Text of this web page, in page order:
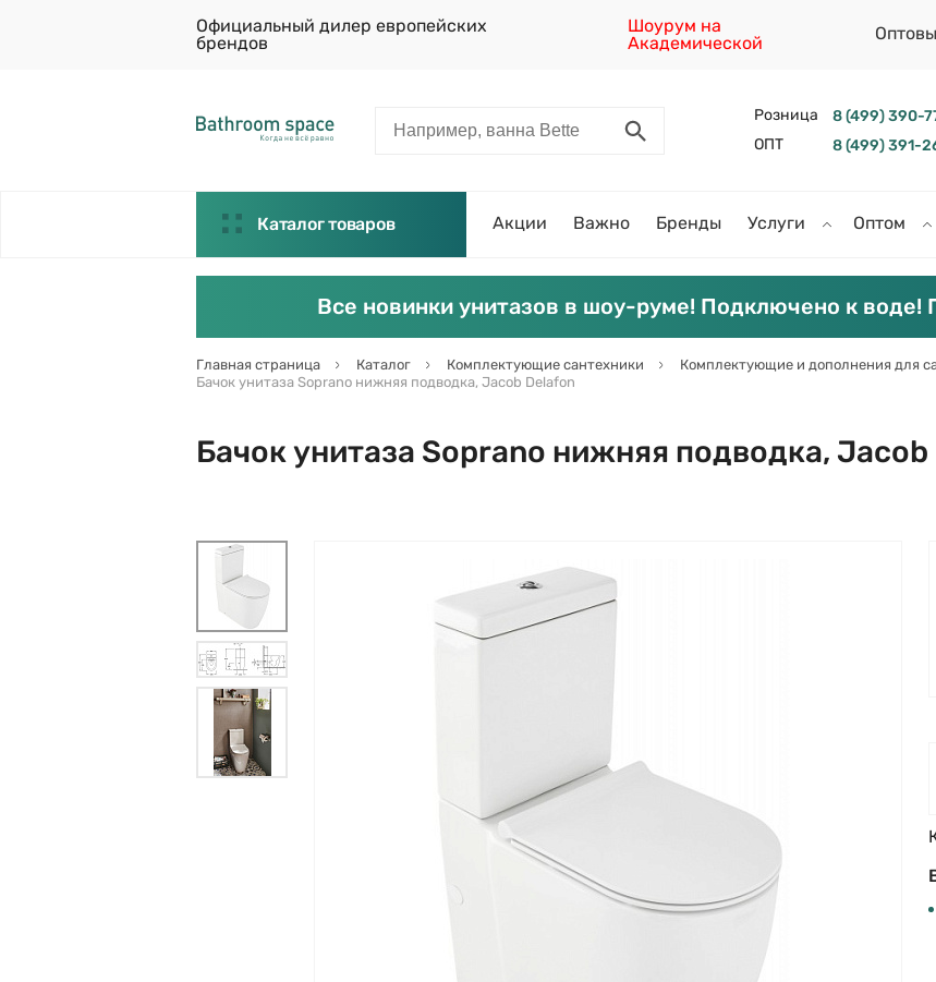
Официальный дилер европейских
брендов
Шоурум на
Академической
Розница 8 (499) 390-
ОПТ
8 (499) 391-
Каталог товаров Акции Важно Бренды Услуги Оптом
Все новинки унитазов в шоу-руме! Подключено к воде!
Главная страница Каталог Комплектующие сантехники
Комплектующие и дополнения для
Бачок унитаза Soprano нижняя подводка, Jacob Delafon
Бачок унитаза Soprano нижняя подводка,